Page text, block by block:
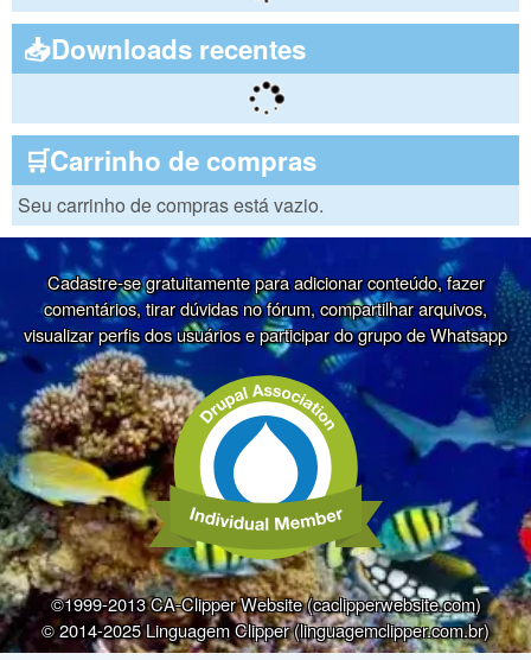
📥Downloads recentes
🛒Carrinho de compras
Seu carrinho de compras está vazio.
Cadastre-se gratuitamente para adicionar conteúdo, fazer
comentários, tirar dúvidas no fórum, compartilhar arquivos,
visualizar perfis dos usuários e participar do grupo de Whatsapp
©1999-2013 CA-Clipper Website (caclipperwebsite.com)
© 2014-2025 Linguagem Clipper (linguagemclipper.com.br)